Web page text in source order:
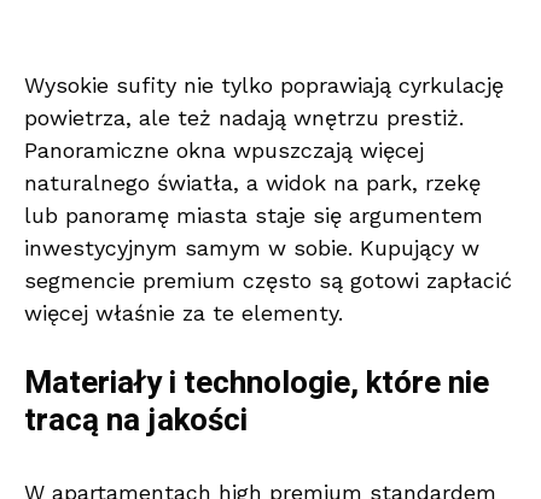
Wysokie sufity nie tylko poprawiają cyrkulację
powietrza, ale też nadają wnętrzu prestiż.
Panoramiczne okna wpuszczają więcej
naturalnego światła, a widok na park, rzekę
lub panoramę miasta staje się argumentem
inwestycyjnym samym w sobie. Kupujący w
segmencie premium często są gotowi zapłacić
więcej właśnie za te elementy.
Materiały i technologie, które nie
tracą na jakości
W apartamentach high premium standardem